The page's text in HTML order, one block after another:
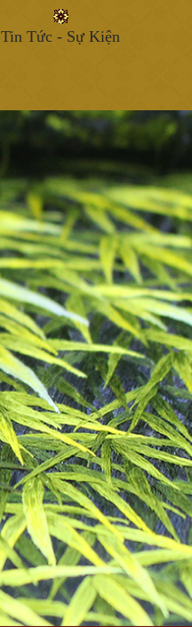
Tin Tức - Sự Kiện